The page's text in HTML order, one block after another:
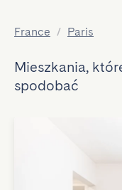
France / Paris
Mieszkania,
spodobać